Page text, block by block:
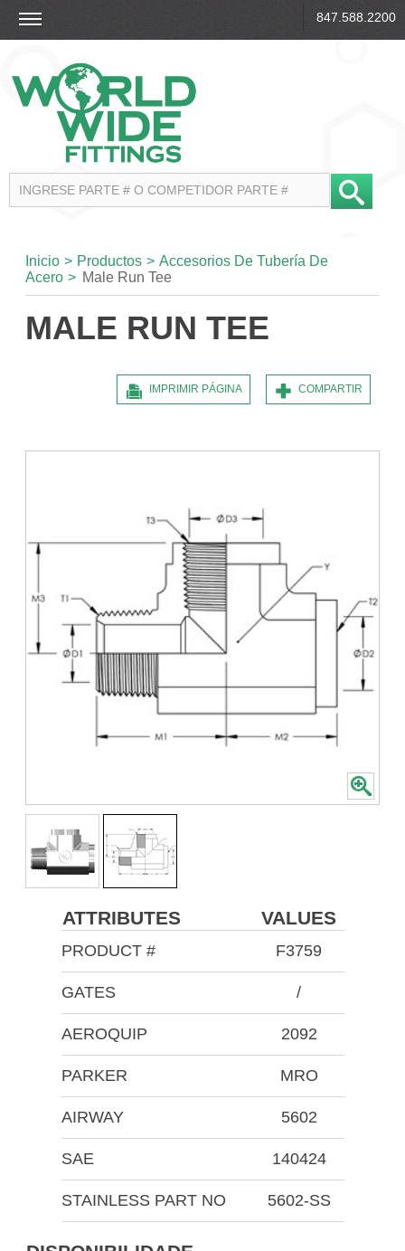
847.588.2200
Inicio > Productos > Accesorios De Tubería De
Acero > Male Run Tee
MALE RUN TEE
COMPARTIR
IMPRIMIR PÁGINA
ATTRIBUTES VALUES
PRODUCT # F3759
GATES /
AEROQUIP 2092
PARKER MRO
AIRWAY 5602
SAE 140424
STAINLESS PART NO 5602-SS